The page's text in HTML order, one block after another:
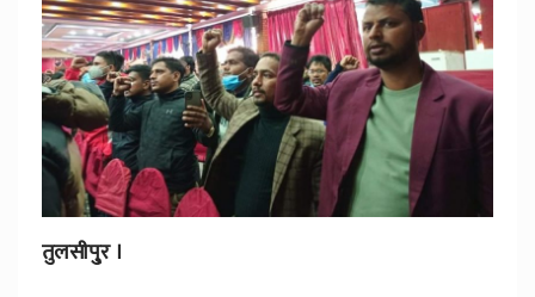
तुलसीपु्र ।